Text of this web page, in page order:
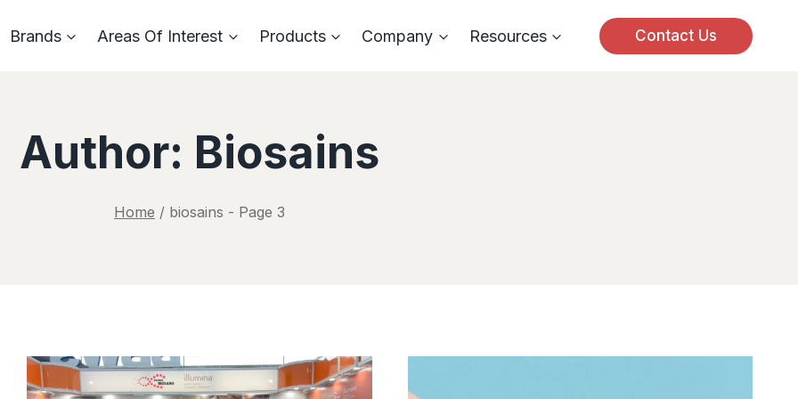
Brands Areas Of Interest Products Company Resources Contact Us
Author: Biosains
Home / biosains - Page 3